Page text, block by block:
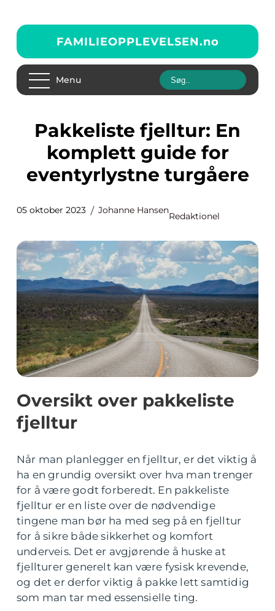
FAMILIEOPPLEVELSEN.no
Menu
Pakkeliste fjelltur: En
komplett guide for
eventyrlystne turgåere
05 oktober 2023 Johanne Hansen
Redaktionel
Oversikt over pakkeliste
fjelltur
Når man planlegger en fjelltur, er det viktig å
ha en grundig oversikt over hva man trenger
for å være godt forberedt. En pakkeliste
fjelltur er en liste over de nødvendige
tingene man bør ha med seg på en fjelltur
for å sikre både sikkerhet og komfort
underveis. Det er avgjørende å huske at
fjellturer generelt kan være fysisk krevende,
og det er derfor viktig å pakke lett samtidig
som man tar med essensielle ting.